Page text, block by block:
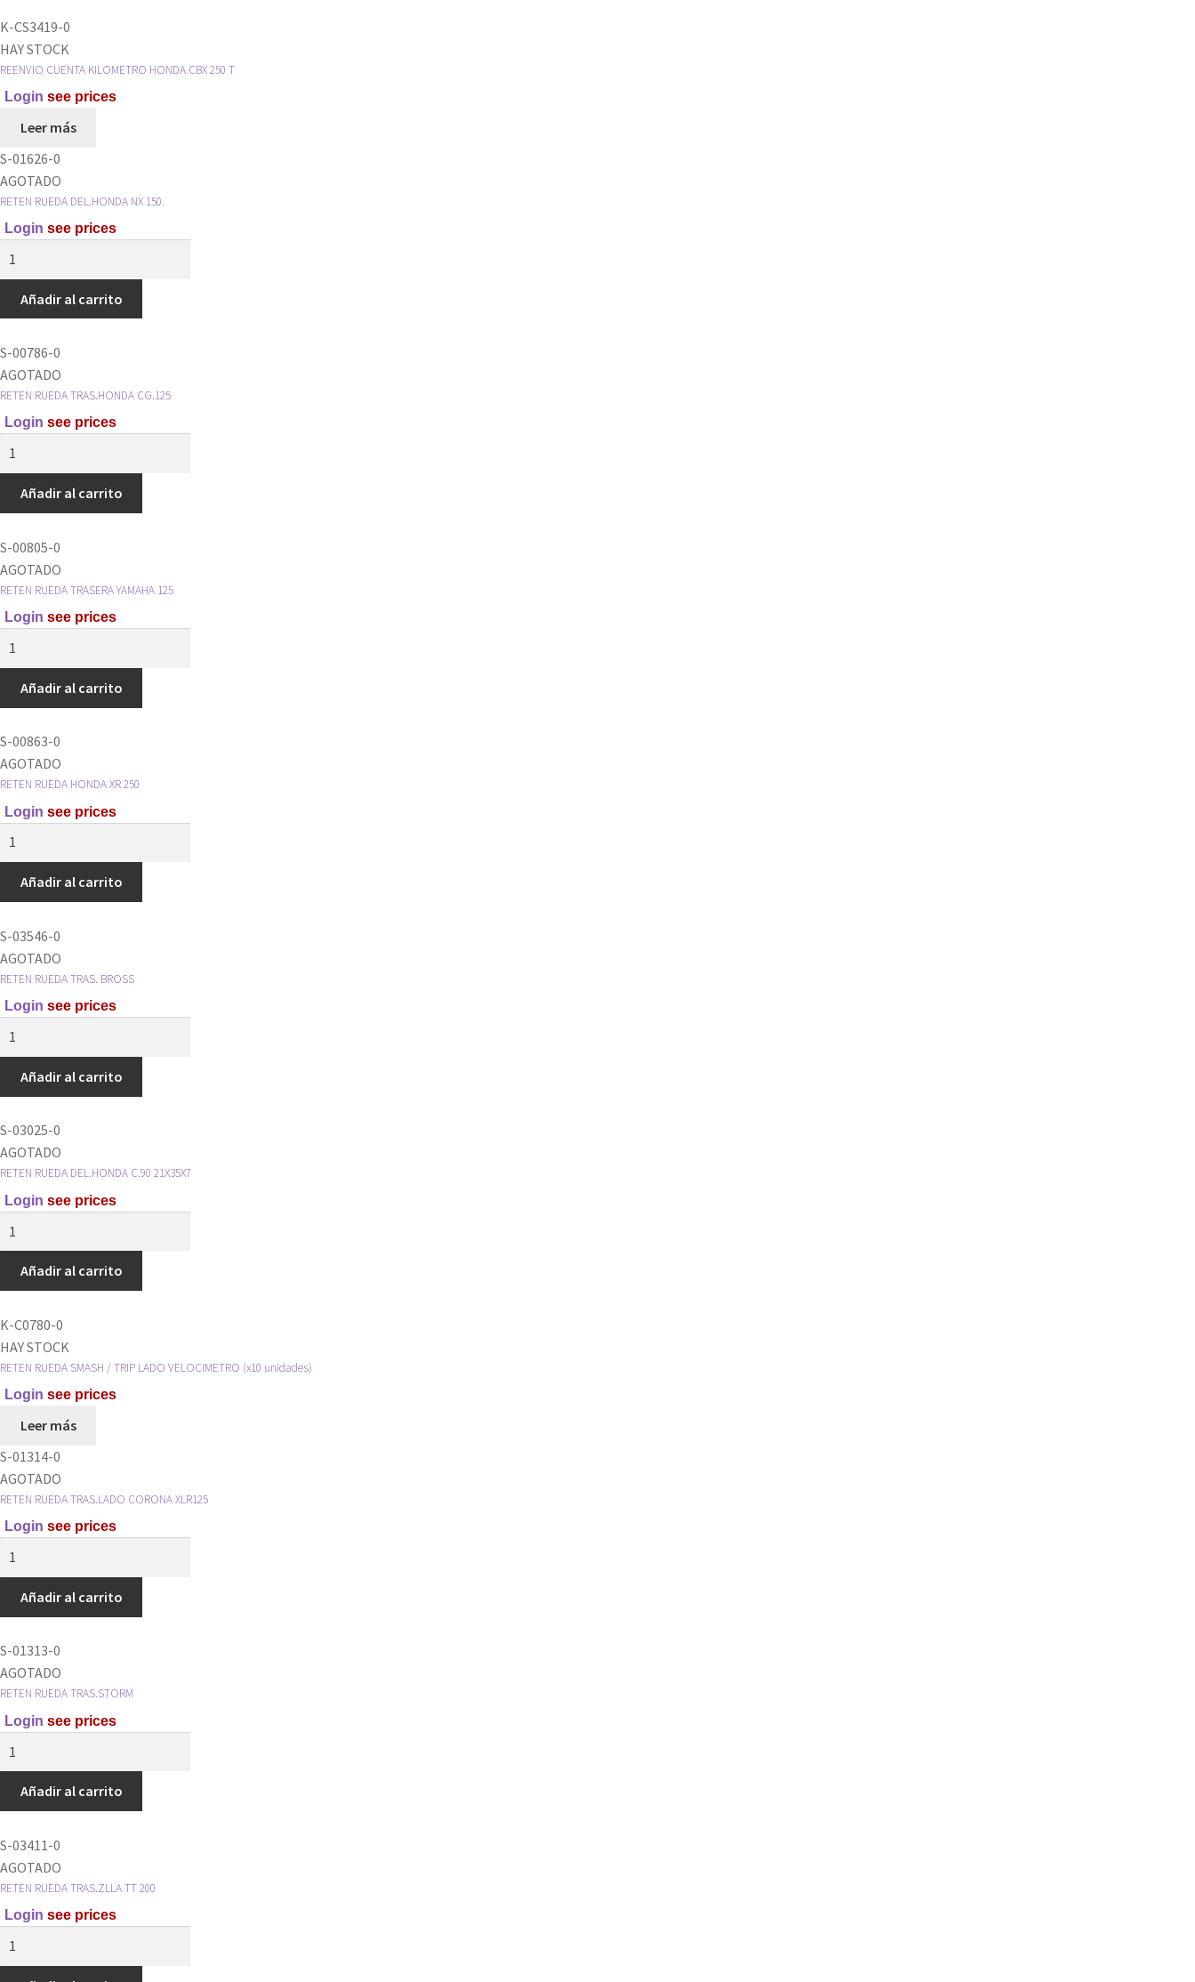
K-CS3419-0
HAY STOCK
REENVIO CUENTA KILOMETRO HONDA CBX 250 T
Login see prices
Leer más
S-01626-0
AGOTADO
RETEN RUEDA DEL.HONDA NX 150.
Login see prices
DEL.HONDA
NX
cantidad
Añadir al carrito
S-00786-0
AGOTADO
RETEN RUEDA TRAS.HONDA CG.125
Login see prices
TRAS.HONDA
CG.125
Añadir al carrito
S-00805-0
AGOTADO
RETEN RUEDA TRASERA YAMAHA 125
Login see prices
TRASERA
YAMAHA
cantidad
Añadir al carrito
S-00863-0
AGOTADO
RETEN RUEDA HONDA XR 250
Login see prices
HONDA
XR
cantidad
Añadir al carrito
S-03546-0
AGOTADO
RETEN RUEDA TRAS. BROSS
Login see prices
TRAS.
BROSS
Añadir al carrito
S-03025-0
AGOTADO
RETEN RUEDA DEL.HONDA C.90 21X35X7
Login see prices
DEL.HONDA
C.90
cantidad
Añadir al carrito
K-C0780-0
HAY STOCK
RETEN RUEDA SMASH / TRIP LADO VELOCIMETRO (x10 unidades)
Login see prices
Leer más
S-01314-0
AGOTADO
RETEN RUEDA TRAS.LADO CORONA XLR125
Login see prices
TRAS.LADO
CORONA
cantidad
Añadir al carrito
S-01313-0
AGOTADO
RETEN RUEDA TRAS.STORM
Login see prices
TRAS.STORM
cantidad
Añadir al carrito
S-03411-0
AGOTADO
RETEN RUEDA TRAS.ZLLA TT 200
Login see prices